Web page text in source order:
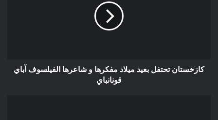
كازخستان تحتفل بعيد ميلاد مفكرها و شاعرها الفيلسوف آباي
قونانباي